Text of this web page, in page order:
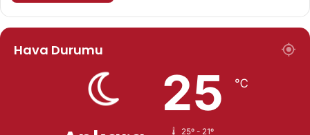
Hava Durumu
25 ℃
25º - 21º